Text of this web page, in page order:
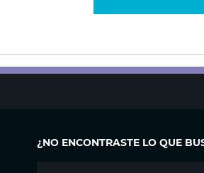
¿NO ENCONTRASTE LO QUE